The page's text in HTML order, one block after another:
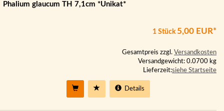
Phalium glaucum TH 7,1cm *Unikat*
1 Stück 5,00 EUR*
Gesamtpreis zzgl. Versandkosten
Versandgewicht: 0.0700 kg
Lieferzeit:siehe Startseite
Details